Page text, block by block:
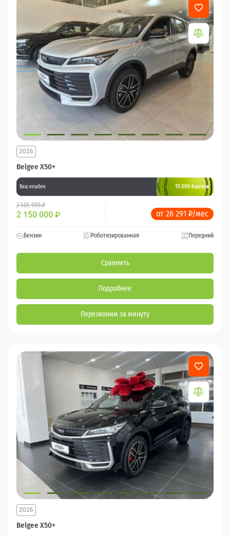
Belgee X50+
2026
Ваш кешбек 15 000 баллов
2 505 990 ₽
2 150 000 ₽ от 26 291 ₽/мес
Бензин Роботизированная Передний
Сравнить
Подробнее
Перезвоним за минуту
Belgee X50+
2026